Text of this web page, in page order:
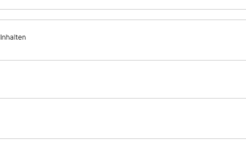
Ihre innovative, tanzbare und
der zugleich den Höhepunkt der
Begegnung zwischen Giorgio
sie veränderte auch das Leben
Moroder zu einem der großen
Musik, und Donna Summer